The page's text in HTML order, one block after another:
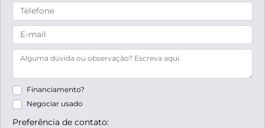
Financiamento?
Negociar usado
Preferência de contato: